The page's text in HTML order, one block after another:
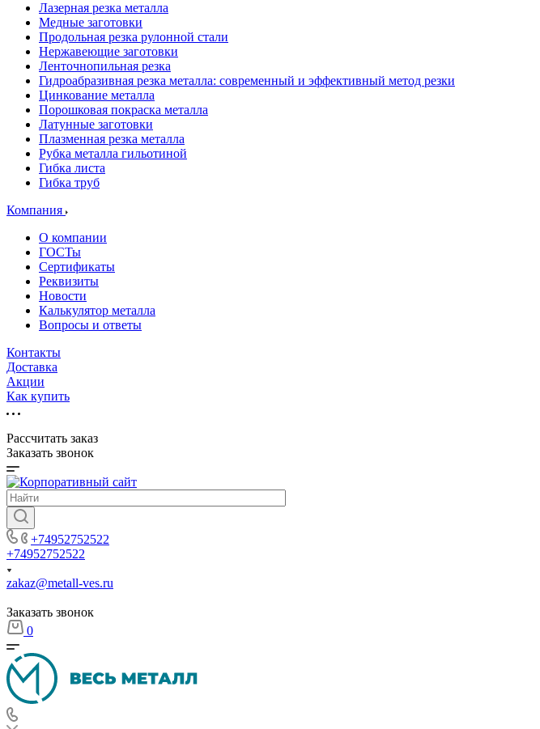
Лазерная резка металла
Медные заготовки
Продольная резка рулонной стали
Нержавеющие заготовки
Ленточнопильная резка
Гидроабразивная резка металла: современный и эффективный метод резки
Цинкование металла
Порошковая покраска металла
Латунные заготовки
Плазменная резка металла
Рубка металла гильотиной
Гибка листа
Гибка труб
Компания
О компании
ГОСТы
Сертификаты
Реквизиты
Новости
Калькулятор металла
Вопросы и ответы
Контакты
Доставка
Акции
Как купить
Рассчитать заказ
Заказать звонок
+74952752522
+74952752522
zakaz@metall-ves.ru
Заказать звонок
0